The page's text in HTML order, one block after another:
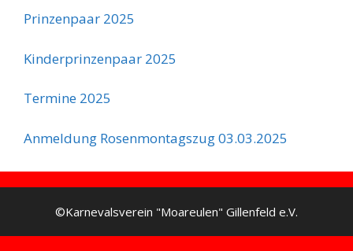
Prinzenpaar 2025
Kinderprinzenpaar 2025
Termine 2025
Anmeldung Rosenmontagszug 03.03.2025
©Karnevalsverein "Moareulen" Gillenfeld e.V.